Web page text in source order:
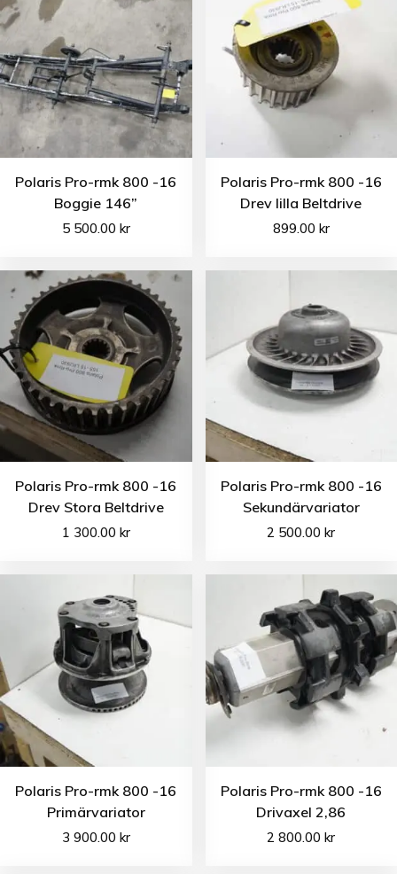
Polaris Pro-rmk 800 -16
Boggie 146”
5 500.00 kr
Polaris Pro-rmk 800 -16
Drev lilla Beltdrive
899.00 kr
Polaris Pro-rmk 800 -16
Drev Stora Beltdrive
1 300.00 kr
Polaris Pro-rmk 800 -16
Sekundärvariator
2 500.00kr
Polaris Pro-rmk 800 -16
Primärvariator
3 900.00 kr
Polaris Pro-rmk 800 -16
Drivaxel 2,86
2 800.00kr